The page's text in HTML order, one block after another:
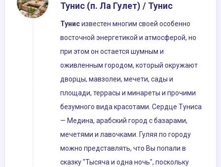
Тунис (п. Ла Гулет) / Тунис
Тунисизвестен многим своей особенно
восточной энергетикой и атмосферой, но
при этом он остается шумным и
оживленным городом, который окружают
дворцы, мавзолеи, мечети, сады и
площади, террасы и минареты и прочими
безумного вида красотами. Сердце Туниса
— Медина, арабский город с базарами,
мечетями и лавочками. Гуляя по городу
можно представлять, что Вы попали в
сказку "Тысяча и одна ночь", поскольку